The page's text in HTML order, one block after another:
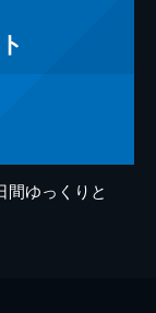
間ゆっくりと